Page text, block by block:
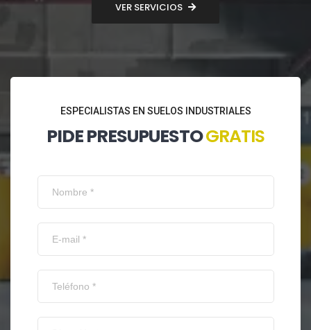
VER SERVICIOS
ESPECIALISTAS EN SUELOS INDUSTRIALES
PIDE PRESUPUESTOGRATIS